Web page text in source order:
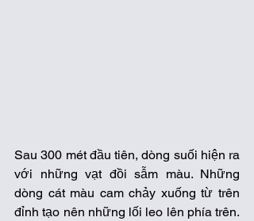
Sau 300 mét đầu tiên, dòng suối hiện ra
với những vạt đồi sẫm màu. Những
dòng cát màu cam chảy xuống từ trên
đỉnh tạo nên những lối leo lên phía trên.